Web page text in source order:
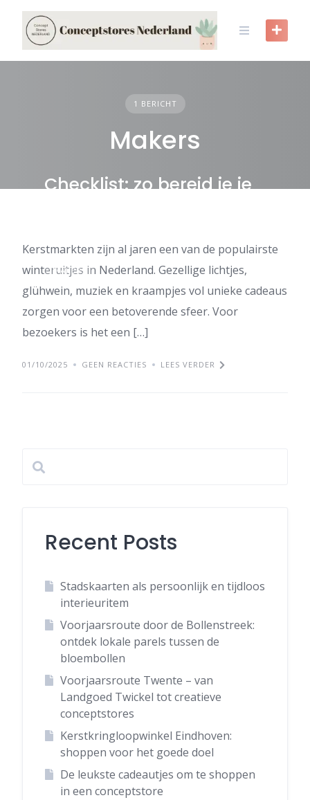
content
1 BERICHT
Makers
MAKERS
Checklist: zo bereid je je
Kerstmarkten zijn al jaren een van de populairste
winteruitjes in Nederland. Gezellige lichtjes,
glühwein, muziek en kraampjes vol unieke cadeaus
zorgen voor een betoverende sfeer. Voor
bezoekers is het een […]
01/10/2025 GEEN REACTIES LEES VERDER
Recent Posts
Stadskaarten als persoonlijk en tijdloos
interieuritem
Voorjaarsroute door de Bollenstreek:
ontdek lokale parels tussen de
bloembollen
Voorjaarsroute Twente – van
Landgoed Twickel tot creatieve
conceptstores
Kerstkringloopwinkel Eindhoven:
shoppen voor het goede doel
De leukste cadeautjes om te shoppen
in een conceptstore